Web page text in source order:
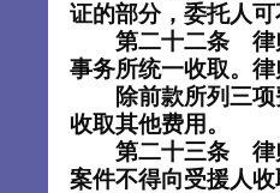
证的部分，委托人可
第二十二条 律
事务所统一收取。
除前款所列三项
收取其他费用。
第二十三条 律
案件不得向受援人收